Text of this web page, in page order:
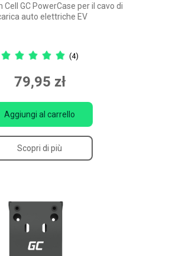
Cell GC PowerCase per il cavo di
auto elettriche EV
(4)
79,95 zł
Aggiungi al carrello
Scopri di più